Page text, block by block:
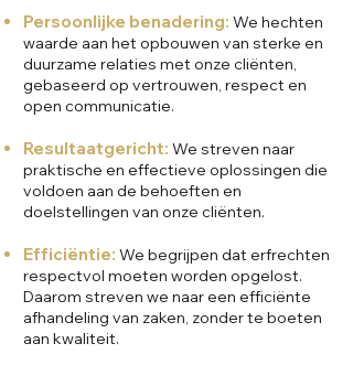
Persoonlijke benadering: We hechten
waarde aan het opbouwen van sterke en
duurzame relaties met onze cliënten,
gebaseerd op vertrouwen, respect en
open communicatie.
Resultaatgericht: We streven naar
praktische en effectieve oplossingen die
voldoen aan de behoeften en
doelstellingen van onze cliënten.
Efficiëntie: We begrijpen dat erfrechten
respectvol moeten worden opgelost.
Daarom streven we naar een efficiënte
afhandeling van zaken, zonder te boeten
aan kwaliteit.